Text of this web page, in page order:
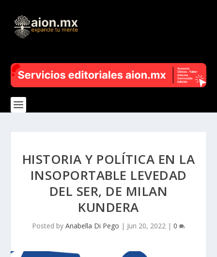
HISTORIA Y POLÍTICA EN LA
INSOPORTABLE LEVEDAD
DEL SER, DE MILAN
KUNDERA
Posted by Anabella Di Pego | Jun 20, 2022 | 0